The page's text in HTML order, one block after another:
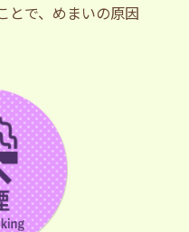
とで、めまいの原因